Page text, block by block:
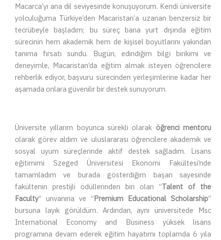
Macarca’yı ana dil seviyesinde konuşuyorum. Kendi üniversite
yolculuğuma Türkiye’den Macaristan’a uzanan benzersiz bir
tecrübeyle başladım; bu süreç bana yurt dışında eğitim
sürecinin hem akademik hem de kişisel boyutlarını yakından
tanıma fırsatı sundu. Bugün, edindiğim bilgi birikimi ve
deneyimle, Macaristan’da eğitim almak isteyen öğrencilere
rehberlik ediyor, başvuru sürecinden yerleşimlerine kadar her
aşamada onlara güvenilir bir destek sunuyorum.
Üniversite yıllarım boyunca sürekli olarak öğrenci mentoru
olarak görev aldım ve uluslararası öğrencilere akademik ve
sosyal uyum süreçlerinde aktif destek sağladım. Lisans
eğitimimi Szeged Üniversitesi Ekonomi Fakültesi’nde
tamamladım ve burada gösterdiğim başarı sayesinde
fakültenin prestijli ödüllerinden biri olan “Talent of the
Faculty” unvanına ve “Premium Educational Scholarship”
bursuna layık görüldüm. Ardından, aynı üniversitede Msc
International Economy and Business yüksek lisans
programına devam ederek eğitim hayatımı toplamda 6 yıla